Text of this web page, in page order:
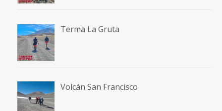
Terma La Gruta
Volcán San Francisco